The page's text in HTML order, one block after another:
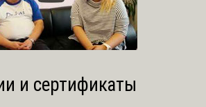
и сертификаты